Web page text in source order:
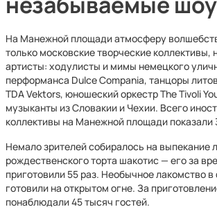
На Манежной площади атмосферу
только московские творческие коллективы,
артисты: ходулисты и мимы немецкого
перформанса Dulce Compania, танцоры
TDA Vektors, юношеский оркестр The Tivoli
музыканты из Словакии и Чехии. Всего
коллективы на Манежной площади показали
Немало зрителей собиралось на выпекание
рождественского торта шакотис — его за
приготовили 55 раз. Необычное лакомство
готовили на открытом огне. За
понаблюдали 45 тысяч гостей.